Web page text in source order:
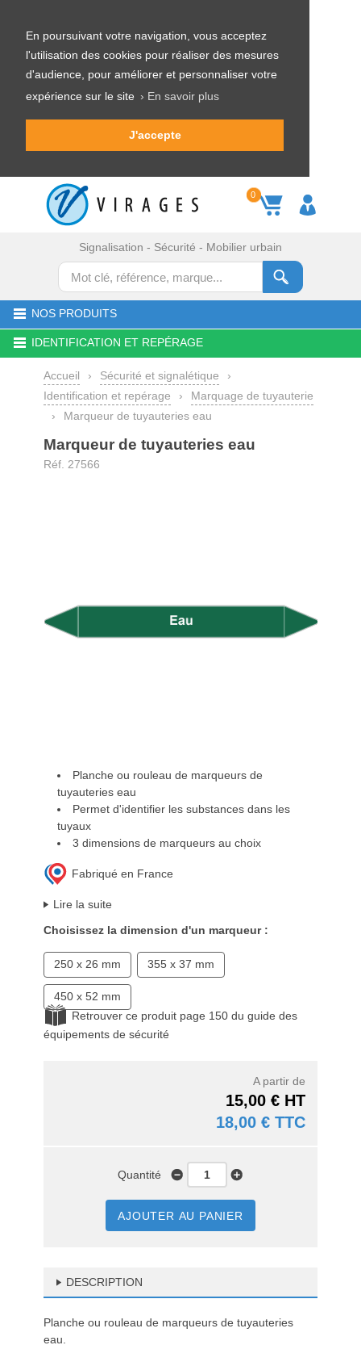
En poursuivant votre navigation, vous acceptez
l'utilisation des cookies pour réaliser des mesures
d'audience, pour améliorer et personnaliser votre
expérience sur le site › En savoir plus
J'accepte
0
Signalisation - Sécurité - Mobilier urbain
NOS PRODUITS
IDENTIFICATION ET REPÉRAGE
Accueil › Sécurité et signalétique
›
Identification et repérage
›
Marquage de tuyauterie
›
Marqueur de tuyauteries eau
Marqueur de tuyauteries eau
Réf. 27566
Planche ou rouleau de marqueurs de
tuyauteries eau
Permet d'identifier les substances dans les
tuyaux
3 dimensions de marqueurs au choix
Fabriqué en France
Lire la suite
Choisissez la dimension d'un marqueur :
250 x 26 mm 355 x 37 mm
450 x 52 mm
Retrouver ce produit page 150 du guide des
équipements de sécurité
A partir de
15,00 € HT
18,00 € TTC
Quantité
AJOUTER AU PANIER
DESCRIPTION
Planche ou rouleau de marqueurs de tuyauteries
eau.